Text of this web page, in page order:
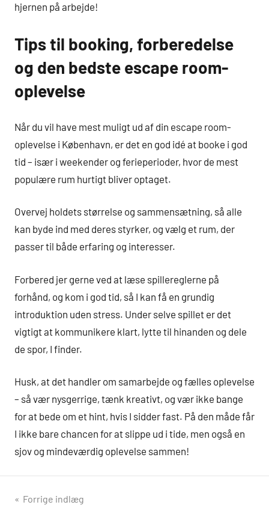
hjernen på arbejde!
Tips til booking, forberedelse
og den bedste escape room-
oplevelse
Når du vil have mest muligt ud af din escape room-
oplevelse i København, er det en god idé at booke i god
tid – især i weekender og ferieperioder, hvor de mest
populære rum hurtigt bliver optaget.
Overvej holdets størrelse og sammensætning, så alle
kan byde ind med deres styrker, og vælg et rum, der
passer til både erfaring og interesser.
Forbered jer gerne ved at læse spillereglerne på
forhånd, og kom i god tid, så I kan få en grundig
introduktion uden stress. Under selve spillet er det
vigtigt at kommunikere klart, lytte til hinanden og dele
de spor, I finder.
Husk, at det handler om samarbejde og fælles oplevelse
– så vær nysgerrige, tænk kreativt, og vær ikke bange
for at bede om et hint, hvis I sidder fast. På den måde får
I ikke bare chancen for at slippe ud i tide, men også en
sjov og mindeværdig oplevelse sammen!
Forrige indlæg